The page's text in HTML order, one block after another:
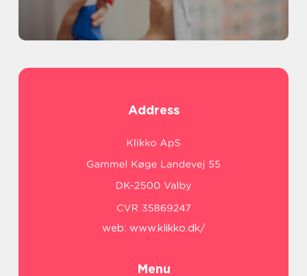
Address
web: www.klikko.dk/
Menu